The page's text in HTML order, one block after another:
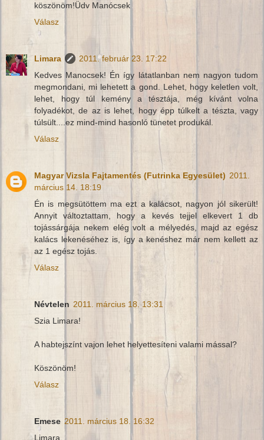
köszönöm!Üdv Manócsek
Válasz
Limara
2011. február 23. 17:22
Kedves Manocsek! Én így látatlanban nem nagyon tudom
megmondani, mi lehetett a gond. Lehet, hogy keletlen volt,
lehet, hogy túl kemény a tésztája, még kívánt volna
folyadékot, de az is lehet, hogy épp túlkelt a tészta, vagy
túlsült....ez mind-mind hasonló tünetet produkál.
Válasz
Magyar Vizsla Fajtamentés (Futrinka Egyesület) 2011.
március 14. 18:19
Én is megsütöttem ma ezt a kalácsot, nagyon jól sikerült!
Annyit változtattam, hogy a kevés tejjel elkevert 1 db
tojássárgája nekem elég volt a mélyedés, majd az egész
kalács lekenéséhez is, így a kenéshez már nem kellett az
az 1 egész tojás.
Válasz
Névtelen 2011. március 18. 13:31
Szia Limara!
A habtejszínt vajon lehet helyettesíteni valami mással?
Köszönöm!
Válasz
Emese 2011. március 18. 16:32
Limara,